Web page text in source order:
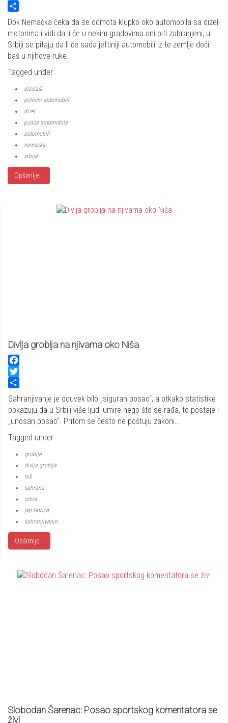
Twitter
Share
Dok Nemačka čeka da se odmota klupko oko automobila sa dizel-
motorima i vidi da li će u nekim gradovima oni biti zabranjeni, u
Srbiji se pitaju da li će sada jeftiniji automobili iz te zemlje doći
baš u njihove ruke.
Tagged under
dizelaši
polovni automobili
dizel
pijaca automobila
automobili
nemacka
srbija
Opširnije...
Divlja groblja na njivama oko Niša
Facebook
Twitter
Share
Sahranjivanje je oduvek bilo „siguran posao“, a otkako statistike
pokazuju da u Srbiji više ljudi umire nego što se rađa, to postaje i
„unosan posao“. Pritom se često ne poštuju zakoni…
Tagged under
groblje
divlja groblja
niš
sahrana
crkva
jkp Gorica
sahranjivanje
Opširnije...
Slobodan Šarenac: Posao sportskog komentatora se
živi